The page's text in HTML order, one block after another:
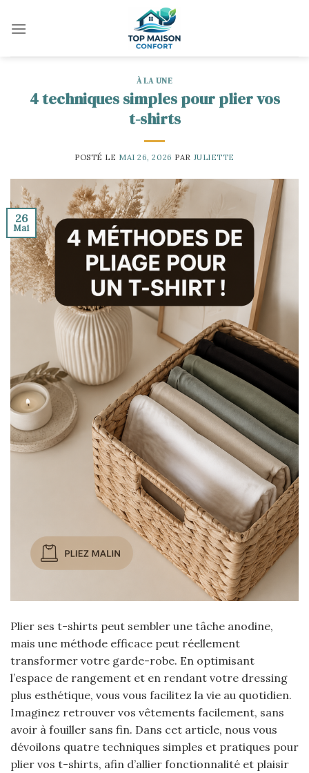
À LA UNE
4 techniques simples pour plier vos
t-shirts
POSTÉ LE MAI 26, 2026 PAR JULIETTE
26
Mai
Plier ses t-shirts peut sembler une tâche anodine,
mais une méthode efficace peut réellement
transformer votre garde-robe. En optimisant
l’espace de rangement et en rendant votre dressing
plus esthétique, vous vous facilitez la vie au quotidien.
Imaginez retrouver vos vêtements facilement, sans
avoir à fouiller sans fin. Dans cet article, nous vous
dévoilons quatre techniques simples et pratiques pour
plier vos t-shirts, afin d’allier fonctionnalité et plaisir